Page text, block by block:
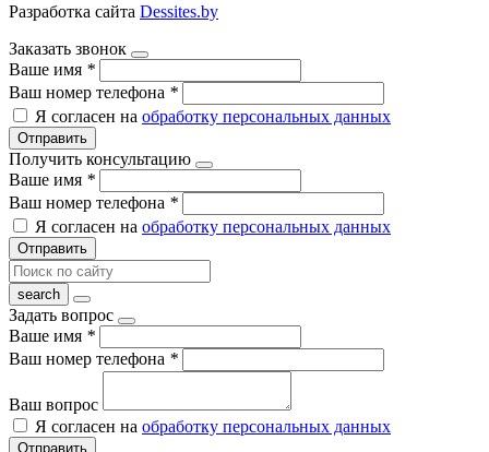
Разработка сайта Dessites.by
Заказать звонок
Ваше имя *
Ваш номер телефона *
Я согласен на обработку персональных данных
Отправить
Получить консультацию
Ваше имя *
Ваш номер телефона *
Я согласен на обработку персональных данных
Отправить
Задать вопрос
Ваше имя *
Ваш номер телефона *
Ваш вопрос
Я согласен на обработку персональных данных
Отправить